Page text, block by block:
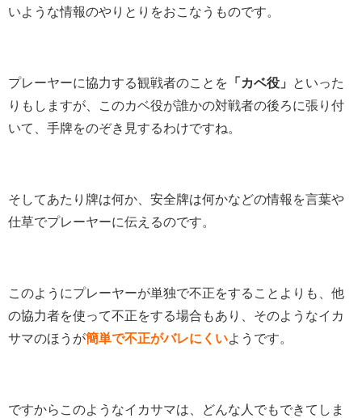
いような情報のやりとりをおこなうものです。
プレーヤーに協力する観戦者のことを 「カベ役」
といった
りもしますが、このカベ役が誰かの対戦者の後ろに張り付
いて、手牌をのぞき見するわけですね。
そしてあたり牌は何か、安全牌は何かなどの情報を言葉や
仕草でプレーヤーに伝えるのです。
このようにプレーヤーが単独で不正をすることよりも、他
の協力者を使って不正をする場合もあり、そのようなイカ
サマのほうが簡単で不正がバレにくいようです。
ですからこのようなイカサマは、どんな人でもできてしま